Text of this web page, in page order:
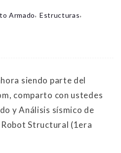
Armado, Estructuras,
siendo parte del
comparto con ustedes
y Análisis sísmico de
Structural (1era